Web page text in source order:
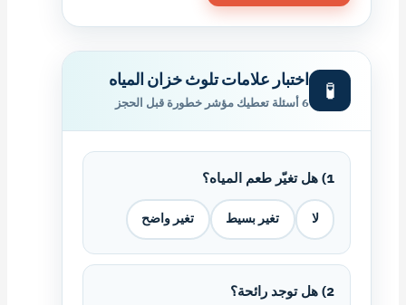
🧪 اختبار علامات تلوث خزان المياه
6 أسئلة تعطيك مؤشر خطورة قبل الحجز
1) هل تغيّر طعم المياه؟
لا تغير بسيط تغير واضح
2) هل توجد رائحة؟